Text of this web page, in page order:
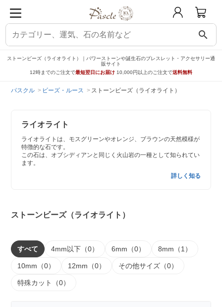
search
ストーンビーズ（ライオライト）｜パワーストーンや誕生石のブレスレット・アクセサリー通
販サイト
12時までのご注文で最短翌日にお届け 10,000円以上のご注文で送料無料
パスクル ビーズ・ルース ストーンビーズ（ライオライト）
ライオライト
ライオライトは、モスグリーンやオレンジ、ブラウンの天然模様が
特徴的な石です。
この石は、オブシディアンと同じく火山岩の一種として知られてい
ます。
詳しく知る
ストーンビーズ（ライオライト）
すべて 4mm以下（0） 6mm（0） 8mm（1）
10mm（0） 12mm（0） その他サイズ（0）
特殊カット（0）